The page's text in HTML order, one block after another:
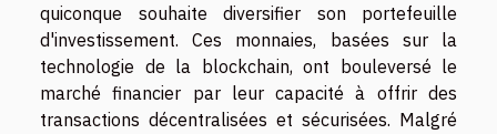
quiconque souhaite diversifier son portefeuille
d'investissement. Ces monnaies, basées sur la
technologie de la blockchain, ont bouleversé le
marché financier par leur capacité à offrir des
transactions décentralisées et sécurisées. Malgré